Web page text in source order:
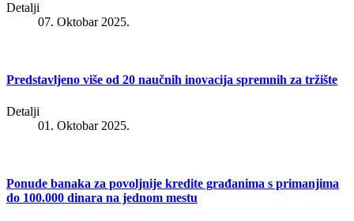
Detalji
07. Oktobar 2025.
Predstavljeno više od 20 naučnih inovacija spremnih za tržište
Detalji
01. Oktobar 2025.
Ponude banaka za povoljnije kredite građanima s primanjima
do 100.000 dinara na jednom mestu